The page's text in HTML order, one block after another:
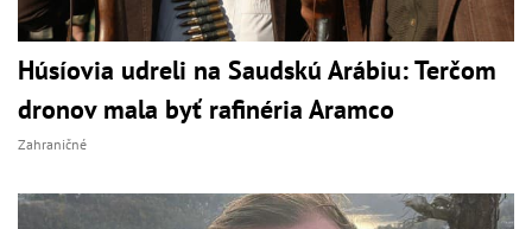
Húsíovia udreli na Saudskú Arábiu: Terčom
dronov mala byť rafinéria Aramco
Zahraničné